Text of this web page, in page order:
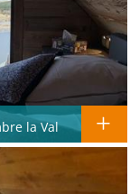
la Val